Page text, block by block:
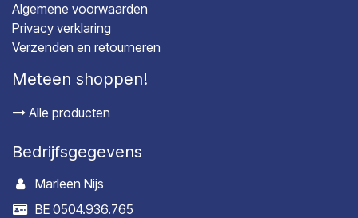
Algemene voorwaarden
Privacy verklaring
Verzenden en retourneren
Meteen shoppen!
Alle producten
Bedrijfsgegevens
Marleen Nijs
BE 0504.936.765